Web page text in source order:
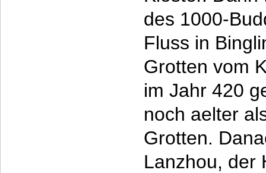
des 1000-
Fluss in
Grotten vom
im Jahr 420
noch aelter
Grotten.
Lanzhou, der